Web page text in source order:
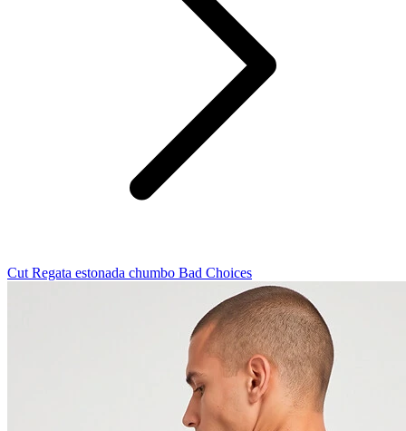
Cut Regata estonada chumbo Bad Choices